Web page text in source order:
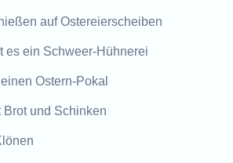
auf Ostereierscheiben
es ein Schweer-Hühnerei
Ostern-Pokal
und Schinken